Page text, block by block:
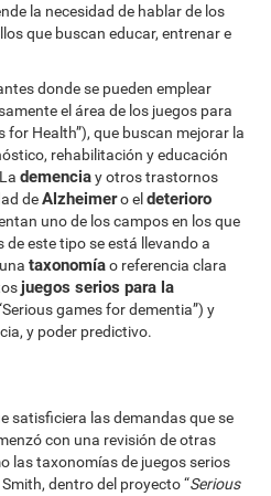
la necesidad de hablar de los
que buscan educar, entrenar e
donde se pueden emplear
el área de los juegos para
for Health”), que buscan mejorar la
rehabilitación y educación
Lademenciay otros trastornos
deAlzheimero eldeterioro
uno de los campos en los que
este tipo se está llevando a
unataxonomíao referencia clara
juegos serios para la
games for dementia”) y
y poder predictivo.
satisficiera las demandas que se
con una revisión de otras
las taxonomías de juegos serios
dentro del proyecto “Serious